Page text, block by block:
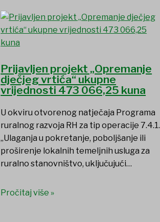
Prijavljen projekt „Opremanje
dječjeg vrtića“ ukupne
vrijednosti 473 066,25 kuna
U okviru otvorenog natječaja Programa
ruralnog razvoja RH za tip operacije 7.4.1.
„Ulaganja u pokretanje, poboljšanje ili
proširenje lokalnih temeljnih usluga za
ruralno stanovništvo, uključujući…
Pročitaj više »